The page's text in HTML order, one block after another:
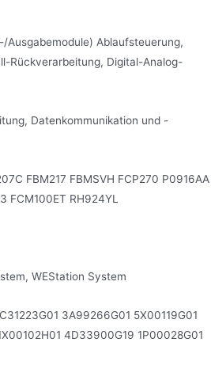
Ausgabemodule) Ablaufsteuerung,
Rückverarbeitung, Digital-Analog-
Datenkommunikation und -
FBM217 FBMSVH FCP270 P0916AA
FCM100ET RH924YL
WEStation System
3A99266G01 5X00119G01
4D33900G19 1P00028G01